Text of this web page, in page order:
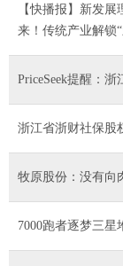
【快播报】新发
来！传统产业解锁
PriceSeek提醒：
浙江省浙财社保股
牧原股份：没有向
7000跑者逐梦三星